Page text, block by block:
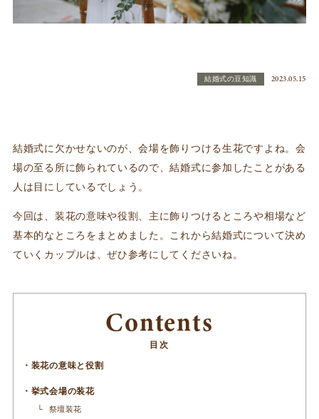
結婚式の豆知識 2023.05.15
結婚式に欠かせないのが、会場を飾りつける生花ですよね。会
場の至る所に飾られているので、結婚式に参加したことがある
人は目にしているでしょう。
今回は、装花の意味や役割、主に飾りつけるところや相場など
基本的なところをまとめました。これから結婚式について決め
ていくカップルは、ぜひ参考にしてくださいね。
Contents
装花の意味と役割
挙式会場の装花
祭壇装花